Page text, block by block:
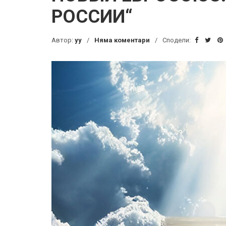
РОССИИ“
Автор: yy Няма коментари Сподели: